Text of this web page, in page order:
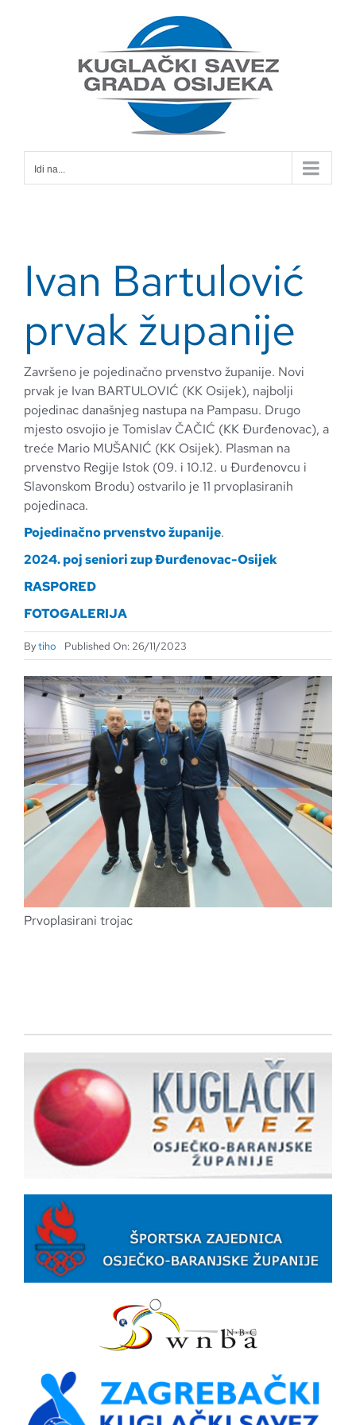
Idi na...
Ivan Bartulović
prvak županije
Završeno je pojedinačno prvenstvo županije. Novi
prvak je Ivan BARTULOVIĆ (KK Osijek), najbolji
pojedinac današnjeg nastupa na Pampasu. Drugo
mjesto osvojio je Tomislav ČAČIĆ (KK Đurđenovac), a
treće Mario MUŠANIĆ (KK Osijek). Plasman na
prvenstvo Regije Istok (09. i 10.12. u Đurđenovcu i
Slavonskom Brodu) ostvarilo je 11 prvoplasiranih
pojedinaca.
Pojedinačno prvenstvo županije.
2024. poj seniori zup Đurđenovac-Osijek
RASPORED
FOTOGALERIJA
Bytiho Published On: 26/11/2023
Prvoplasirani trojac